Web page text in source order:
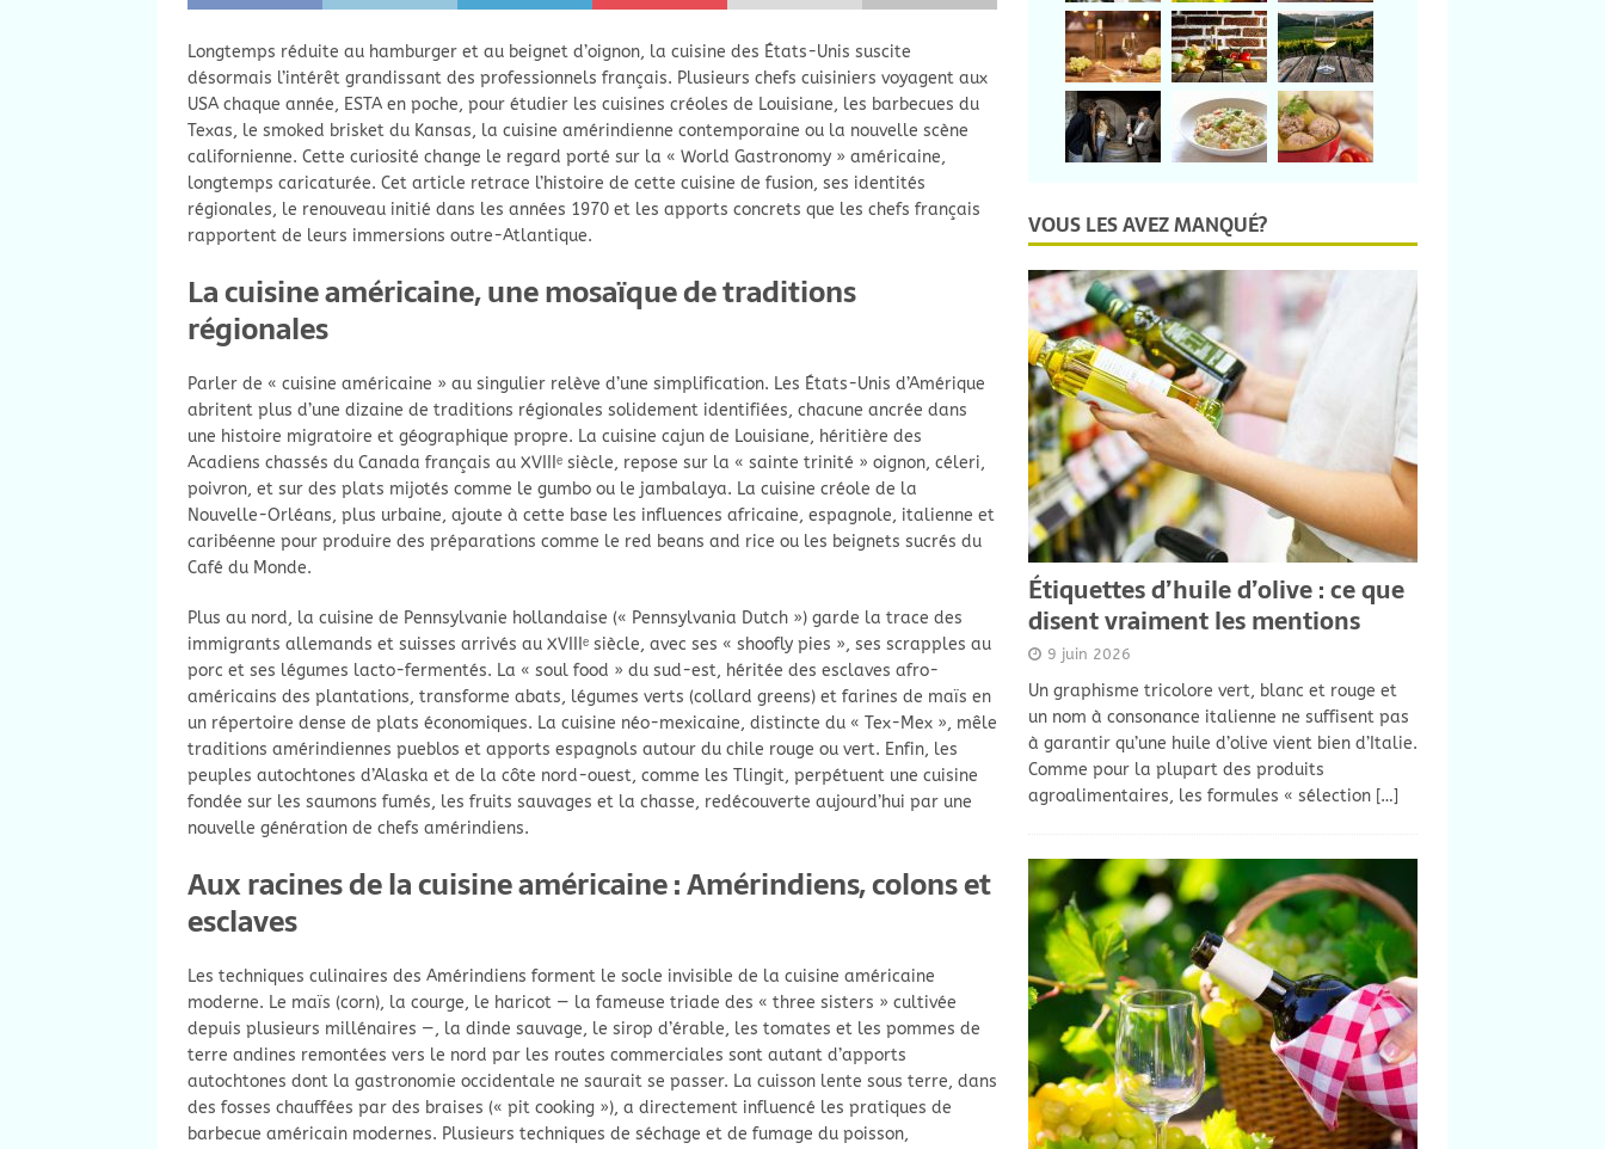
Longtemps réduite au hamburger et au beignet d’oignon, la cuisine des États-Unis suscite
désormais l’intérêt grandissant des professionnels français. Plusieurs chefs cuisiniers voyagent aux
USA chaque année, ESTA en poche, pour étudier les cuisines créoles de Louisiane, les barbecues du
Texas, le smoked brisket du Kansas, la cuisine amérindienne contemporaine ou la nouvelle scène
californienne. Cette curiosité change le regard porté sur la « World Gastronomy » américaine,
longtemps caricaturée. Cet article retrace l’histoire de cette cuisine de fusion, ses identités
régionales, le renouveau initié dans les années 1970 et les apports concrets que les chefs français
rapportent de leurs immersions outre-Atlantique.
La cuisine américaine, une mosaïque de traditions
régionales
Parler de « cuisine américaine » au singulier relève d’une simplification. Les États-Unis d’Amérique
abritent plus d’une dizaine de traditions régionales solidement identifiées, chacune ancrée dans
une histoire migratoire et géographique propre. La cuisine cajun de Louisiane, héritière des
Acadiens chassés du Canada français au XVIIIᵉ siècle, repose sur la « sainte trinité » oignon, céleri,
poivron, et sur des plats mijotés comme le gumbo ou le jambalaya. La cuisine créole de la
Nouvelle-Orléans, plus urbaine, ajoute à cette base les influences africaine, espagnole, italienne et
caribéenne pour produire des préparations comme le red beans and rice ou les beignets sucrés du
Café du Monde.
Plus au nord, la cuisine de Pennsylvanie hollandaise (« Pennsylvania Dutch ») garde la trace des
immigrants allemands et suisses arrivés au XVIIIᵉ siècle, avec ses « shoofly pies », ses scrapples au
porc et ses légumes lacto-fermentés. La « soul food » du sud-est, héritée des esclaves afro-
américains des plantations, transforme abats, légumes verts (collard greens) et farines de maïs en
un répertoire dense de plats économiques. La cuisine néo-mexicaine, distincte du « Tex-Mex », mêle
traditions amérindiennes pueblos et apports espagnols autour du chile rouge ou vert. Enfin, les
peuples autochtones d’Alaska et de la côte nord-ouest, comme les Tlingit, perpétuent une cuisine
fondée sur les saumons fumés, les fruits sauvages et la chasse, redécouverte aujourd’hui par une
nouvelle génération de chefs amérindiens.
Aux racines de la cuisine américaine : Amérindiens, colons et
esclaves
Les techniques culinaires des Amérindiens forment le socle invisible de la cuisine américaine
moderne. Le maïs (corn), la courge, le haricot — la fameuse triade des « three sisters » cultivée
depuis plusieurs millénaires —, la dinde sauvage, le sirop d’érable, les tomates et les pommes de
terre andines remontées vers le nord par les routes commerciales sont autant d’apports
autochtones dont la gastronomie occidentale ne saurait se passer. La cuisson lente sous terre, dans
des fosses chauffées par des braises (« pit cooking »), a directement influencé les pratiques de
barbecue américain modernes. Plusieurs techniques de séchage et de fumage du poisson,
VOUS LES AVEZ MANQUÉ?
Étiquettes d’huile d’olive : ce que
disent vraiment les mentions
9 juin 2026
Un graphisme tricolore vert, blanc et rouge et
un nom à consonance italienne ne suffisent pas
à garantir qu’une huile d’olive vient bien d’Italie.
Comme pour la plupart des produits
agroalimentaires, les formules « sélection […]